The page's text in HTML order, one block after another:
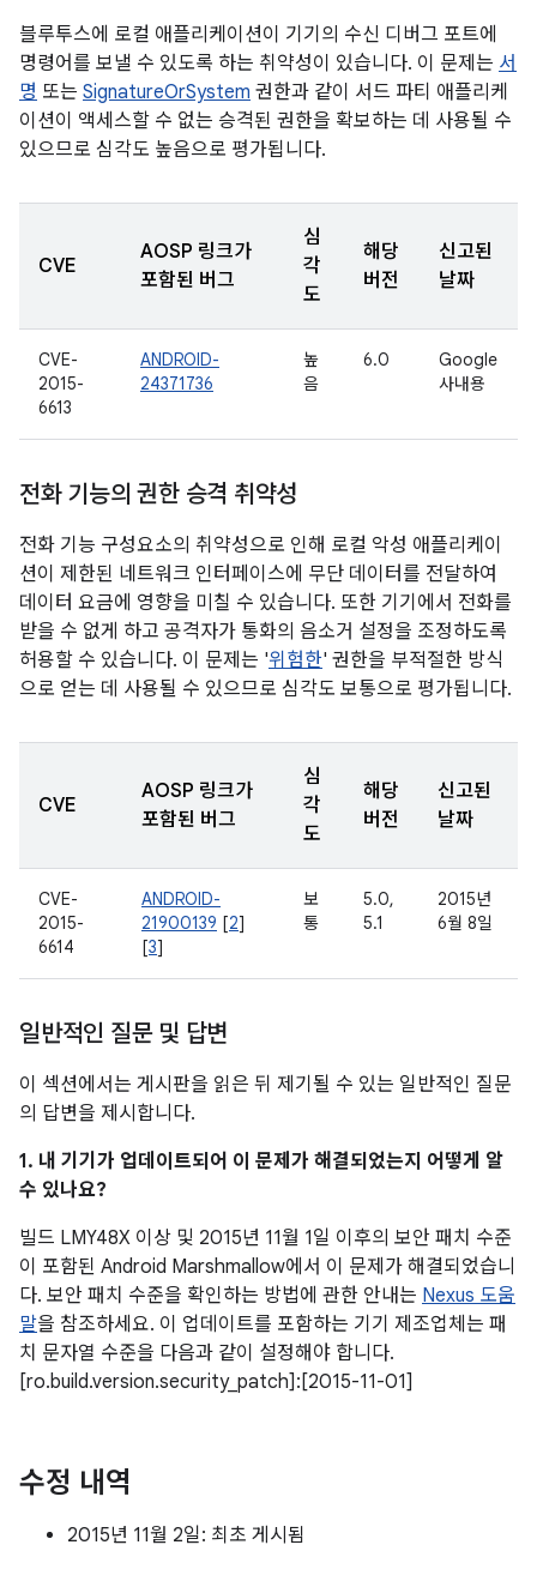
블루투스에 로컬 애플리케이션이 기기의 수신 디버그 포트에
명령어를 보낼 수 있도록 하는 취약성이 있습니다. 이 문제는 서
명 또는 SignatureOrSystem 권한과 같이 서드 파티 애플리케
이션이 액세스할 수 없는 승격된 권한을 확보하는 데 사용될 수
있으므로 심각도 높음으로 평가됩니다.
CVE
AOSP 링크가
포함된 버그
심
각
도
해당
버전
신고된
날짜
CVE-
2015-
6613
ANDROID-
24371736
높
음
6.0
Google
사내용
전화 기능의 권한 승격 취약성
전화 기능 구성요소의 취약성으로 인해 로컬 악성 애플리케이
션이 제한된 네트워크 인터페이스에 무단 데이터를 전달하여
데이터 요금에 영향을 미칠 수 있습니다. 또한 기기에서 전화를
받을 수 없게 하고 공격자가 통화의 음소거 설정을 조정하도록
허용할 수 있습니다. 이 문제는 '위험한' 권한을 부적절한 방식
으로 얻는 데 사용될 수 있으므로 심각도 보통으로 평가됩니다.
CVE
AOSP 링크가
포함된 버그
심
각
도
해당
버전
신고된
날짜
CVE-
2015-
6614
ANDROID-
21900139 [2]
[3]
보
통
5.0,
5.1
2015년
6월 8일
일반적인 질문 및 답변
이 섹션에서는 게시판을 읽은 뒤 제기될 수 있는 일반적인 질문
의 답변을 제시합니다.
1. 내 기기가 업데이트되어 이 문제가 해결되었는지 어떻게 알
수 있나요?
빌드 LMY48X 이상 및 2015년 11월 1일 이후의 보안 패치 수준
이 포함된 Android Marshmallow에서 이 문제가 해결되었습니
다. 보안 패치 수준을 확인하는 방법에 관한 안내는 Nexus 도움
말을 참조하세요. 이 업데이트를 포함하는 기기 제조업체는 패
치 문자열 수준을 다음과 같이 설정해야 합니다.
[ro.build.version.security_patch]:[2015-11-01]
수정 내역
2015년 11월 2일: 최초 게시됨